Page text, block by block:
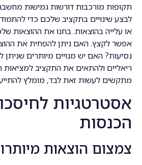
תקופות מורכבות דורשות גמישות
לבצע שינויים בתקציב שלכם כדי
או עלייה בהוצאות. בחנו את ההוצאות
אפשר לקצץ. האם ניתן להפחית את
נסיעות? האם יש מנויים מיותרים שניתן
ריאליים ולהתאים את התקציב
מתקשים לעשות זאת לבד, מומלץ
אסטרטגיות
הכנסות
צמצום הוצאות